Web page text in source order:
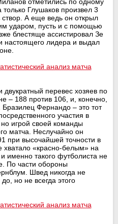
Глушаков произвел 3
А еще ведь он открыл
ударом, пусть и с помощью
блестяще ассистировал Зе
настоящего лидера и выдал
двукратный перевес хозяев по
– 188 против 106, и, конечно,
Бразилец Фернандо – это тот
участия в
игрой своей команды
матча. Неслучайно он
при высочайшей точности в
хватало «красно-белым» на
именно такого футболиста не
По части обороны
Швед никогда не
но не всегда этого